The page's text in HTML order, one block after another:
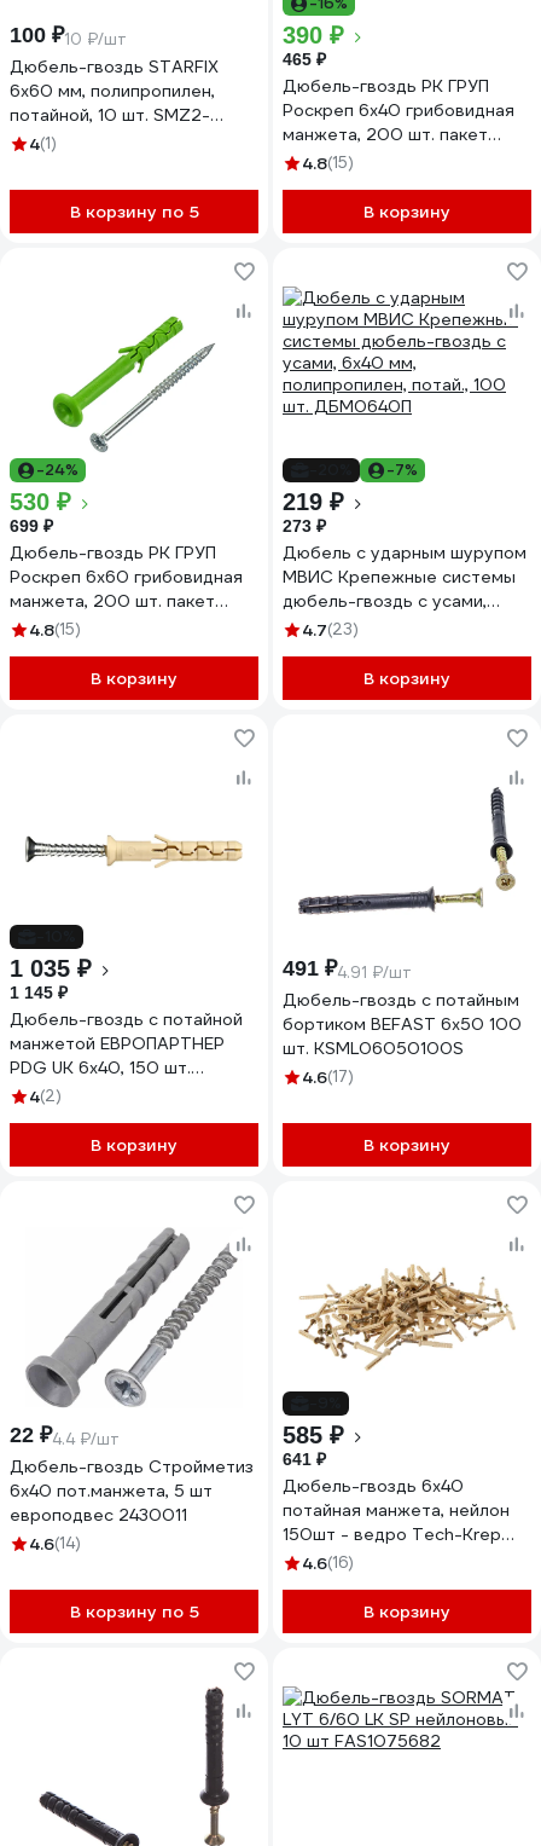
100 ₽10 ₽/шт
Дюбель-гвоздь STARFIX
6x60 мм, полипропилен,
потайной, 10 шт. SMZ2-
40914-10
4(1)
В корзину по 5
390 ₽
465 ₽
Дюбель-гвоздь РК ГРУП
Роскреп 6x40 грибовидная
манжета, 200 шт. пакет
РКГ00016684
4.8(15)
В корзину
-24%
530 ₽
699 ₽
Дюбель-гвоздь РК ГРУП
Роскреп 6x60 грибовидная
манжета, 200 шт. пакет
РКГ00016686
4.8(15)
В корзину
-7%
219 ₽
273 ₽
Дюбель с ударным шурупом
МВИС Крепежные системы
дюбель-гвоздь с усами,
6x40 мм, полипропилен,
4.7(23)
В корзину
1 035 ₽
1 145 ₽
Дюбель-гвоздь с потайной
манжетой ЕВРОПАРТНЕР
PDG UK 6x40, 150 шт.
76091187
4(2)
В корзину
491 ₽4.91 ₽/шт
Дюбель-гвоздь с потайным
бортиком BEFAST 6х50 100
шт. KSML06050100S
4.6(17)
В корзину
22 ₽4.4 ₽/шт
Дюбель-гвоздь Стройметиз
6х40 пот.манжета, 5 шт
европодвес 2430011
4.6(14)
В корзину по 5
585 ₽
641 ₽
Дюбель-гвоздь 6х40
потайная манжета, нейлон
150шт - ведро Tech-Krep
101330
4.6(16)
В корзину